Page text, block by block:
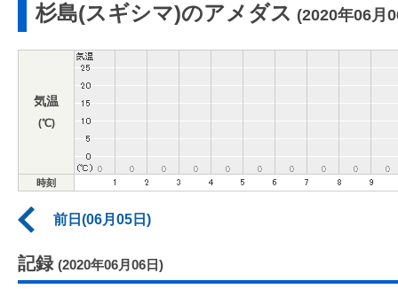
杉島(スギシマ)のアメダス (2020年06月
気温
(℃)
時刻
前日(06月05日)
記録 (2020年06月06日)